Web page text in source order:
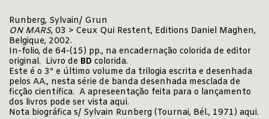
Runberg, Sylvain/ Grun
ON MARS, 03 > Ceux Qui Restent, Editions Daniel Maghen,
Belgique, 2002.
In-folio, de 64-(15) pp., na encadernação colorida de editor
original. Livro de BD colorida.
Este é o 3º e último volume da trilogia escrita e desenhada
pelos AA., nesta série de banda desenhada mesclada de
ficção científica. A apreseentação feita para o lançamento
dos livros pode ser vista aqui.
Nota biográfica s/ Sylvain Runberg (Tournai, Bél., 1971) aqui.